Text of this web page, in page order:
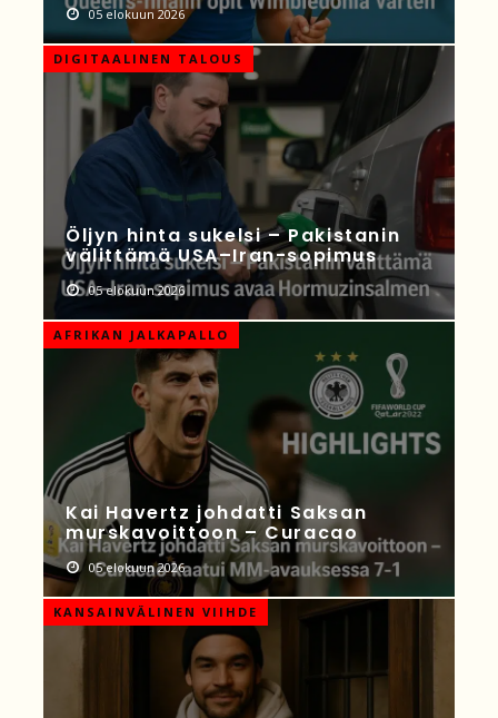
05 elokuun 2026
DIGITAALINEN TALOUS
Öljyn hinta sukelsi – Pakistanin
välittämä USA–Iran-sopimus
05 elokuun 2026
AFRIKAN JALKAPALLO
Kai Havertz johdatti Saksan
murskavoittoon – Curacao
05 elokuun 2026
KANSAINVÄLINEN VIIHDE